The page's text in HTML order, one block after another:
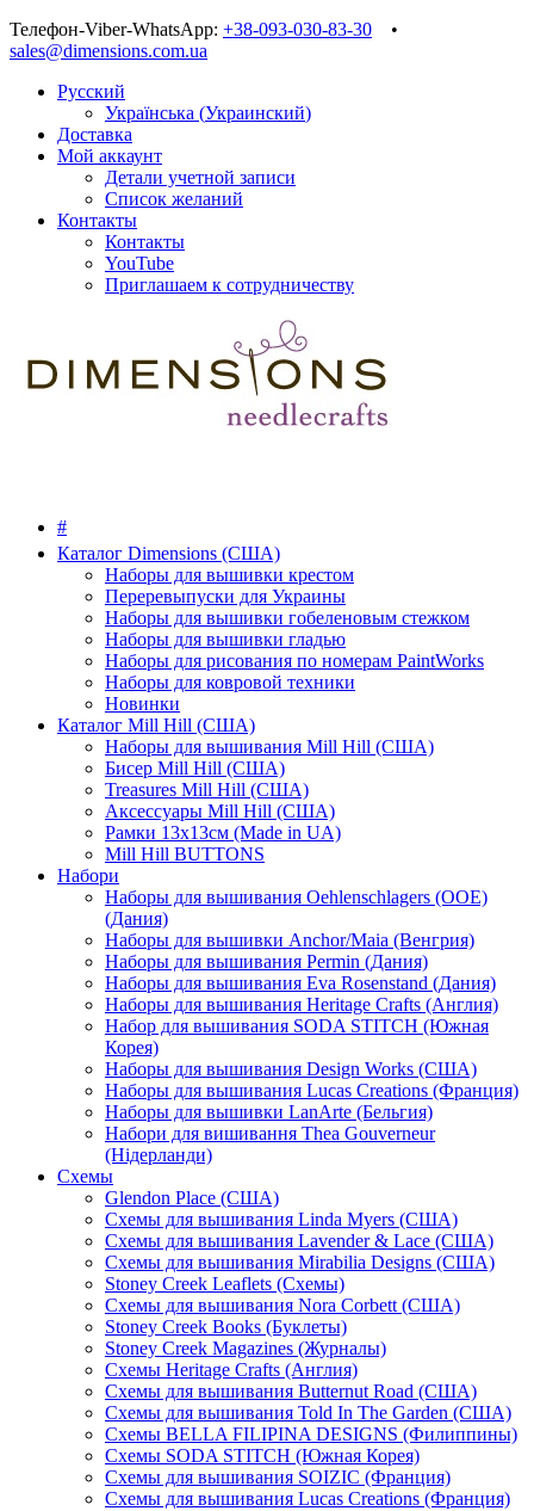
Телефон-Viber-WhatsApp: +38-093-030-83-30 •
sales@dimensions.com.ua
Русский
Українська (Украинский)
Доставка
Мой аккаунт
Детали учетной записи
Список желаний
Контакты
Контакты
YouTube
Приглашаем к сотрудничеству
#
Каталог Dimensions (США)
Наборы для вышивки крестом
Переревыпуски для Украины
Наборы для вышивки гобеленовым стежком
Наборы для вышивки гладью
Наборы для рисования по номерам PaintWorks
Наборы для ковровой техники
Новинки
Каталог Mill Hill (США)
Наборы для вышивания Mill Hill (США)
Бисер Mill Hill (США)
Treasures Mill Hill (США)
Аксессуары Mill Hill (США)
Рамки 13х13см (Made in UA)
Mill Hill BUTTONS
Набори
Наборы для вышивания Oehlenschlagers (OOE)
(Дания)
Наборы для вышивки Anchor/Maia (Венгрия)
Наборы для вышивания Permin (Дания)
Наборы для вышивания Eva Rosenstand (Дания)
Наборы для вышивания Heritage Crafts (Англия)
Набор для вышивания SODA STITCH (Южная
Корея)
Наборы для вышивания Design Works (США)
Наборы для вышивания Lucas Creations (Франция)
Наборы для вышивки LanArte (Бельгия)
Набори для вишивання Thea Gouverneur
(Нідерланди)
Схемы
Glendon Place (США)
Схемы для вышивания Linda Myers (США)
Схемы для вышивания Lavender & Lace (США)
Схемы для вышивания Mirabilia Designs (США)
Stoney Creek Leaflets (Схемы)
Схемы для вышивания Nora Corbett (США)
Stoney Creek Books (Буклеты)
Stoney Creek Magazines (Журналы)
Схемы Heritage Crafts (Англия)
Схемы для вышивания Butternut Road (США)
Схемы для вышивания Told In The Garden (США)
Схемы BELLA FILIPINA DESIGNS (Филиппины)
Схемы SODA STITCH (Южная Корея)
Схемы для вышивания SOIZIC (Франция)
Схемы для вышивания Lucas Creations (Франция)